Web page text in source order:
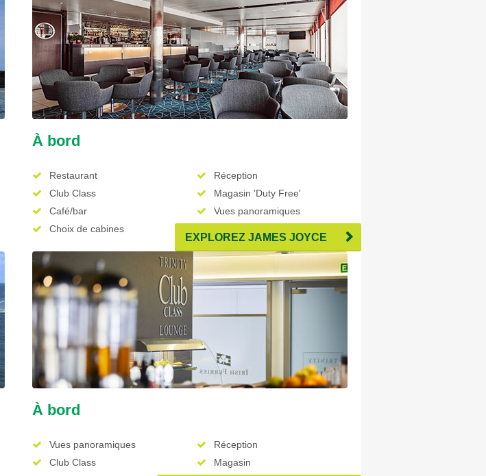
À bord
Restaurant
Réception
Club Class
Magasin 'Duty Free'
Café/bar
Vues panoramiques
Choix de cabines
EXPLOREZ JAMES JOYCE
À bord
Vues panoramiques
Réception
Club Class
Magasin